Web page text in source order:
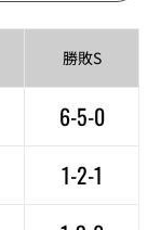
勝敗S
6-5-0
1-2-1